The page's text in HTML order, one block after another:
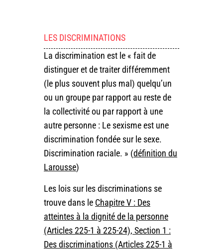
LES DISCRIMINATIONS
La discrimination est le « fait de
distinguer et de traiter différemment
(le plus souvent plus mal) quelqu’un
ou un groupe par rapport au reste de
la collectivité ou par rapport à une
autre personne : Le sexisme est une
discrimination fondée sur le sexe.
Discrimination raciale. » (définition du
Larousse)
Les lois sur les discriminations se
trouve dans le Chapitre V : Des
atteintes à la dignité de la personne
(Articles 225-1 à 225-24), Section 1 :
Des discriminations (Articles 225-1 à